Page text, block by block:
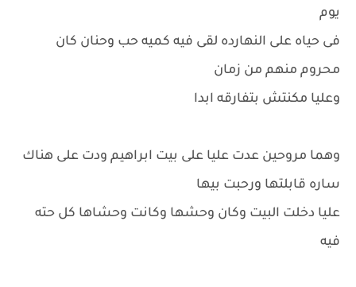
يوم
فى حياه على النهارده لقى فيه كميه حب وحنان كان
محروم منهم من زمان
وعليا مكنتش بتفارقه ابدا
وهما مروحين عدت عليا على بيت ابراهيم ودت على هناك
ساره قابلتها ورحبت بيها
عليا دخلت البيت وكان وحشها وكانت وحشاها كل حته
فيه